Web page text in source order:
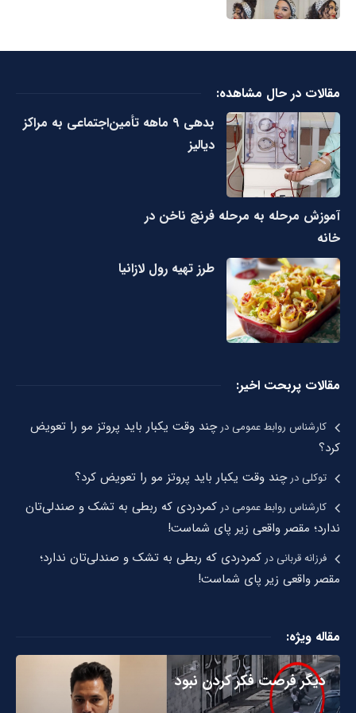
مقالات در حال مشاهده:
بدهی ۹ ماهه تأمین‌اجتماعی به مراکز
دیالیز
آموزش مرحله به مرحله فرنچ ناخن در
خانه
طرز تهیه رول لازانیا
مقالات پربحت اخیر:
کارشناس روابط عمومیدرچند وقت یکبار باید پروتز مو را تعویض
کرد؟
توکلیدرچند وقت یکبار باید پروتز مو را تعویض کرد؟
کارشناس روابط عمومیدر کمردردی که ربطی به تشک و صندلی‌تان
ندارد؛ مقصر واقعی زیر پای شماست!
فرزانه قربانیدر کمردردی که ربطی به تشک و صندلی‌تان ندارد؛
مقصر واقعی زیر پای شماست!
مقاله ویژه:
دیگر فرصت فکر کردن نبود